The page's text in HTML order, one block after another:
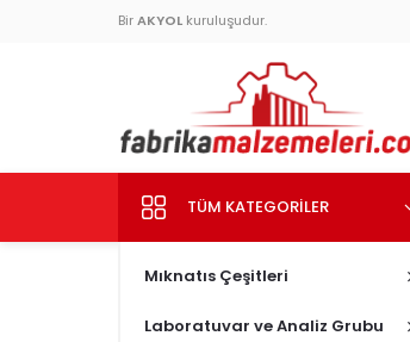
Bir AKYOL kuruluşudur.
TÜM KATEGORILER
Mıknatıs Çeşitleri
Laboratuvar ve Analiz Grubu